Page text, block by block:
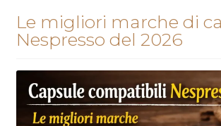
Le migliori marche di
Nespresso del 2026